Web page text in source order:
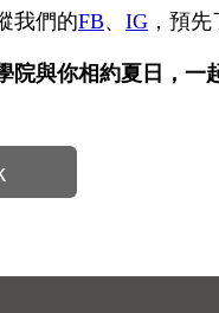
我們的FB、 IG ，預
院與你相約夏日，一